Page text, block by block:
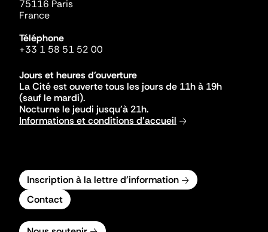
75116 Paris
France
Téléphone
+33 1 58 51 52 00
Jours et heures d'ouverture
La Cité est ouverte tous les jours de 11h à 19h
(sauf le mardi).
Nocturne le jeudi jusqu'à 21h.
Informations et conditions d'accueil
Inscription à la lettre d'information
Contact